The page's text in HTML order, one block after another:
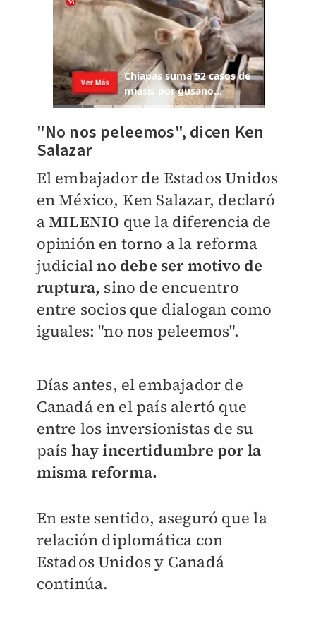
"No nos peleemos", dicen Ken
Salazar
El embajador de Estados Unidos
en México, Ken Salazar, declaró
aMILENIO que la diferencia de
opinión en torno a la reforma
judicialno debe ser motivo de
ruptura, sino de encuentro
entre socios que dialogan como
iguales: "no nos peleemos".
Días antes, el embajador de
Canadá en el país alertó que
entre los inversionistas de su
país hay incertidumbre por la
misma reforma.
En este sentido, aseguró que la
relación diplomática con
Estados Unidos y Canadá
continúa.